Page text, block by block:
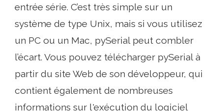
entrée série. C’est très simple sur un
système de type Unix, mais si vous utilisez
un PC ou un Mac, pySerial peut combler
l’écart. Vous pouvez télécharger pySerial à
partir du site Web de son développeur, qui
contient également de nombreuses
informations sur l'exécution du logiciel